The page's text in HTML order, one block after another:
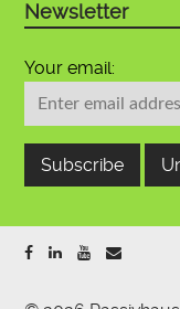
Newsletter
Your email: